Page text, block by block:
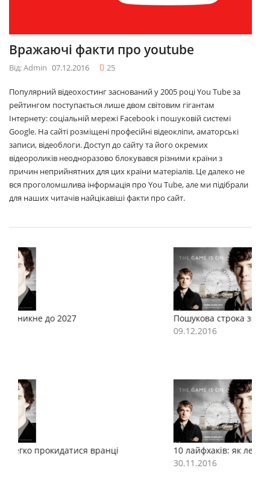
Вражаючі факти про youtube
Від: Admin 07.12.2016 25
Популярний відеохостинг заснований у 2005 році You Tube за
рейтингом поступається лише двом світовим гігантам
Інтернету: соціальній мережі Facebook і пошуковій системі
Google. На сайті розміщені професійні відеокліпи, аматорські
записи, відеоблоги. Доступ до сайту та його окремих
відеороликів неодноразово блокувався різними країни з
причин неприйнятних для цих країни матеріалів. Це далеко не
вся проголомшлива інформація про You Tube, але ми підібрали
для наших читачів найцікавіші факти про сайт.
Пошукова строка зникне до 2027
10 лайфхаків: як легко прокидатися вранці